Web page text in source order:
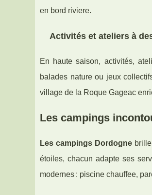
en bord riviere.
Activités et ateliers à
En haute saison, activités,
balades nature ou jeux
village de la Roque Gageac
Les campings
Les campings Dordogne
étoiles, chacun adapte ses
modernes : piscine chauffee,